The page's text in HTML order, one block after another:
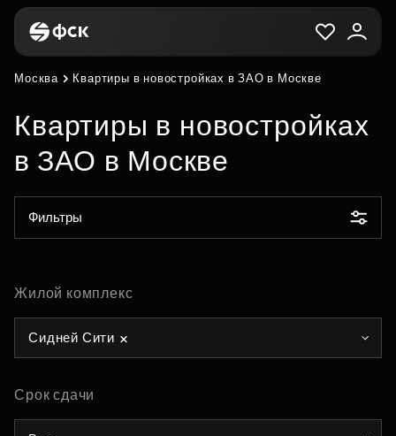
Москва Квартиры в новостройках в ЗАО в Москве
Квартиры в новостройках
в ЗАО в Москве
Фильтры
Жилой комплекс
Сидней Сити
Срок сдачи